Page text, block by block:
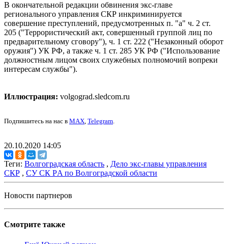
В окончательной редакции обвинения экс-главе
регионального управления СКР инкриминируется
совершение преступлений, предусмотренных п. "а" ч. 2 ст.
205 ("Террористический акт, совершенный группой лиц по
предварительному сговору"), ч. 1 ст. 222 ("Незаконный оборот
оружия") УК РФ, а также ч. 1 ст. 285 УК РФ ("Использование
должностным лицом своих служебных полномочий вопреки
интересам службы").
Иллюстрация: volgograd.sledcom.ru
Подпишитесь на нас в MAX, Telegram.
20.10.2020 14:05
Теги: Волгоградская область , Дело экс-главы управления
СКР , СУ СК РA по Волгоградской области
Новости партнеров
Смотрите также